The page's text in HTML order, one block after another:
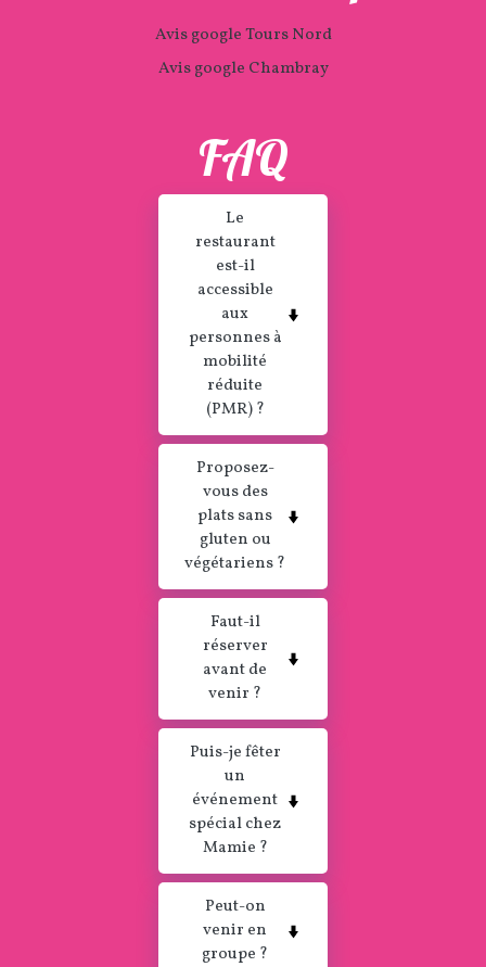
Avis google Tours Nord
Avis google Chambray
FAQ
Le
restaurant
est-il
accessible
aux
personnes à
mobilité
réduite
(PMR) ?
Proposez-
vous des
plats sans
gluten ou
végétariens ?
Faut-il
réserver
avant de
venir ?
Puis-je fêter
un
événement
spécial chez
Mamie ?
Peut-on
venir en
groupe ?